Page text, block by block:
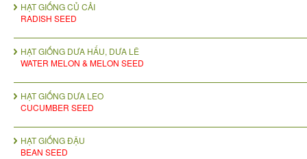
HẠT GIỐNG CỦ CẢI
RADISH SEED
HẠT GIỐNG DƯA HẤU, DƯA LÊ
WATER MELON & MELON SEED
HẠT GIỐNG DƯA LEO
CUCUMBER SEED
HẠT GIỐNG ĐẬU
BEAN SEED